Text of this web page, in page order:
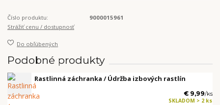
Číslo produktu:
9000015961
Strážiť cenu / dostupnosť
Do obľúbených
Podobné produkty
Rastlinná záchranka / Údržba izbových rastlín
€ 9,99/ks
SKLADOM > 2 ks